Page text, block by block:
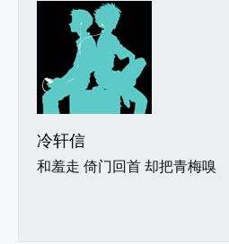
冷轩信
和羞走 倚门回首 却把青梅嗅